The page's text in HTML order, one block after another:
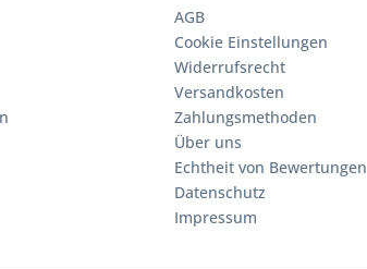
AGB
Cookie Einstellungen
Widerrufsrecht
Versandkosten
Zahlungsmethoden
Über uns
Echtheit von Bewertungen
Datenschutz
Impressum